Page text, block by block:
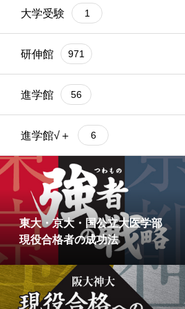
大学受験 1
研伸館 971
進学館 56
進学館√＋ 6
東大・京大・国公立大医学部
現役合格者の成功法